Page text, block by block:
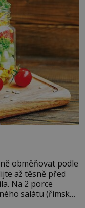
obměňovat podle
až těsně před
Na 2 porce
salátu (římský